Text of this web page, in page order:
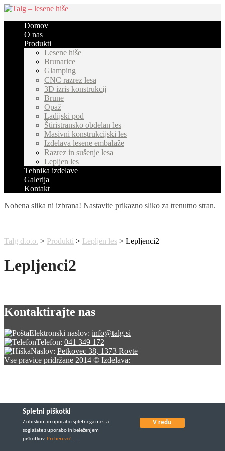
Domov
O nas
Produkti
Lesene hiše
Brunarice
Glamping
CNC razrez lesa
3D izris konstrukcij
Brune
Opaž
Ladijski pod
Štiristransko obdelan les
Masivni konstrukcijski les
Izdelava lesene embalaže
Razrez in sušenje lesa
Lepljen les
Tehnika izdelave
Galerija
Kontakt
Nobena slika ni izbrana! Nastavite prikazno sliko za trenutno stran.
Talg d.o.o. > Produkti > Lepljen les > Lepljenci2
Lepljenci2
Kontaktirajte nas
Elektronski naslov: info@talg.si
Telefon: 041 349 172
Naslov: Petkovec 38, 1373 Rovte
Vse pravice pridržane 2014 © Izdelava:
Spletni piškotki
Z obiskom in uporabo spletnega mesta
soglašate z uporabo in beleženjem
piškotkov. Preberi več ...
V redu